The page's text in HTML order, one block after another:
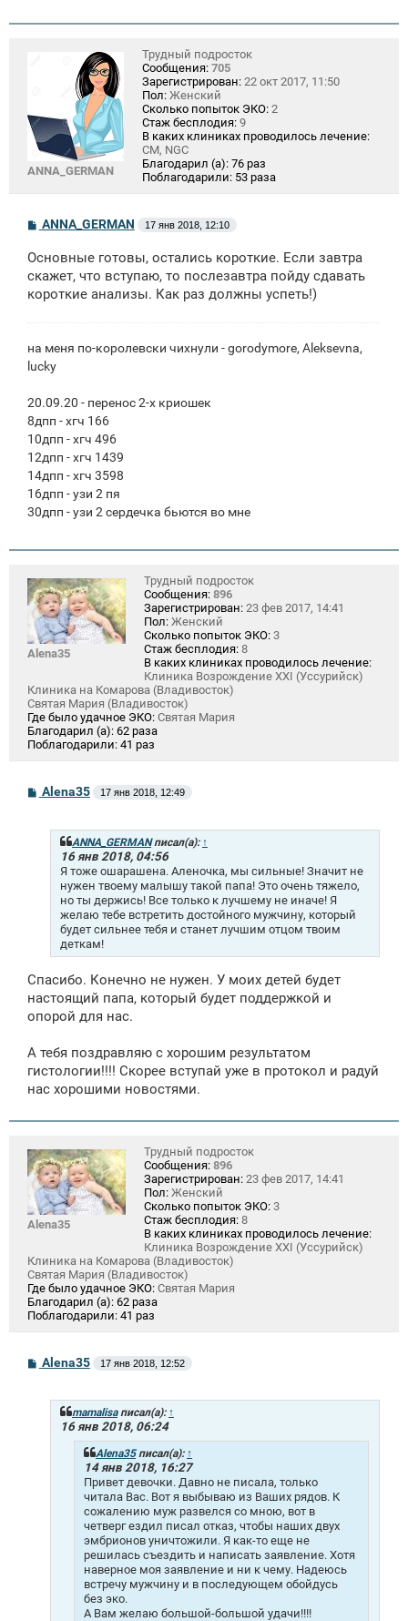
ANNA_GERMAN
Трудный подросток
Сообщения: 705
Зарегистрирован: 22 окт 2017, 11:50
Пол: Женский
Сколько попыток ЭКО: 2
Стаж бесплодия: 9
В каких клиниках проводилось лечение:
СМ, NGC
Благодарил (а): 76 раз
Поблагодарили: 53 раза
С
б
щ
н
ANNA_GERMAN 17 янв 2018, 12:10
Основные готовы, остались короткие. Если завтра
скажет, что вступаю, то послезавтра пойду сдавать
короткие анализы. Как раз должны успеть!)
на меня по-королевски чихнули - gorodymore, Aleksevna,
lucky
20.09.20 - перенос 2-х криошек
8дпп - хгч 166
10дпп - хгч 496
12дпп - хгч 1439
14дпп - хгч 3598
16дпп - узи 2 пя
30дпп - узи 2 сердечка бьются во мне
Alena35
Трудный подросток
Сообщения: 896
Зарегистрирован: 23 фев 2017, 14:41
Пол: Женский
Сколько попыток ЭКО: 3
Стаж бесплодия: 8
В каких клиниках проводилось лечение:
Клиника Возрождение XXI (Уссурийск)
Клиника на Комарова (Владивосток)
Святая Мария (Владивосток)
Где было удачное ЭКО: Святая Мария
Благодарил (а): 62 раза
Поблагодарили: 41 раз
С
Alena35 17 янв 2018, 12:49
ANNA_GERMANписал(а): ↑
16 янв 2018, 04:56
Я тоже ошарашена. Аленочка, мы сильные! Значит не
нужен твоему малышу такой папа! Это очень тяжело,
но ты держись! Все только к лучшему не иначе! Я
желаю тебе встретить достойного мужчину, который
будет сильнее тебя и станет лучшим отцом твоим
деткам!
Спасибо. Конечно не нужен. У моих детей будет
настоящий папа, который будет поддержкой и
опорой для нас.
А тебя поздравляю с хорошим результатом
гистологии!!!! Скорее вступай уже в протокол и радуй
нас хорошими новостями.
Alena35
Трудный подросток
Сообщения: 896
Зарегистрирован: 23 фев 2017, 14:41
Пол: Женский
Сколько попыток ЭКО: 3
Стаж бесплодия: 8
В каких клиниках проводилось лечение:
Клиника Возрождение XXI (Уссурийск)
Клиника на Комарова (Владивосток)
Святая Мария (Владивосток)
Где было удачное ЭКО: Святая Мария
Благодарил (а): 62 раза
Поблагодарили: 41 раз
С
о
Alena35 17 янв 2018, 12:52
mamalisaписал(а): ↑
16 янв 2018, 06:24
Alena35писал(а): ↑
14 янв 2018, 16:27
Привет девочки. Давно не писала, только
читала Вас. Вот я выбываю из Ваших рядов. К
сожалению муж развелся со мною, вот в
четверг ездил писал отказ, чтобы наших двух
эмбрионов уничтожили. Я как-то еще не
решилась съездить и написать заявление. Хотя
наверное моя заявление и ни к чему. Надеюсь
встречу мужчину и в последующем обойдусь
без эко.
А Вам желаю большой-большой удачи!!!!